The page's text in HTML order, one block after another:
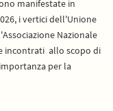
manifestate in
i vertici dell'Unione
Nazionale
incontrati allo scopo di
per la